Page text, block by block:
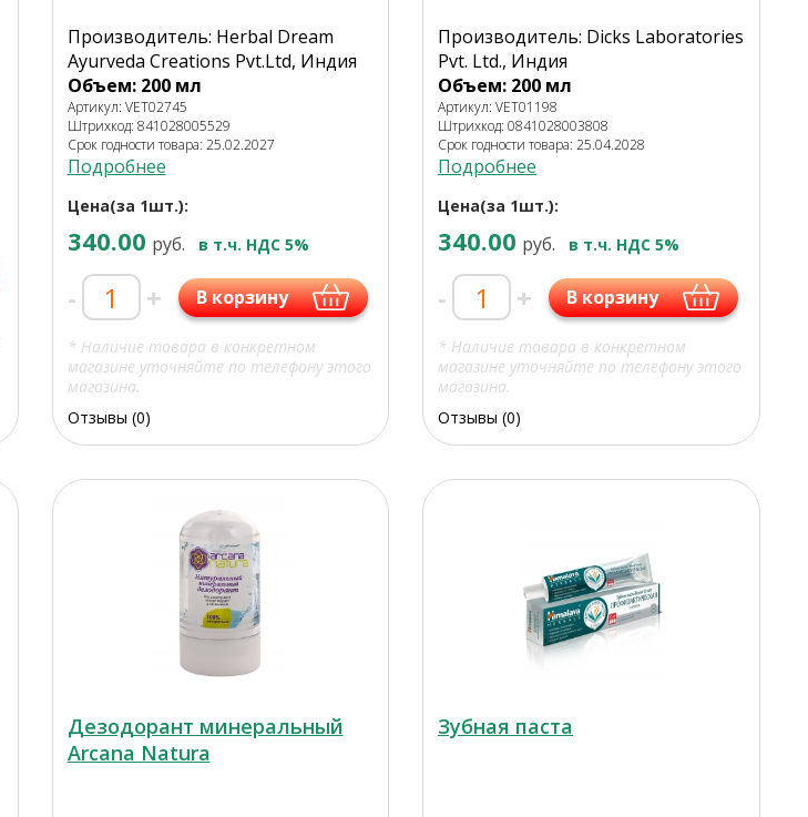
Производитель: Herbal Dream
Ayurveda Creations Pvt.Ltd, Индия
Объем: 200 мл
Артикул: VET02745
Штрихкод: 841028005529
Срок годности товара: 25.02.2027
Подробнее
Цена(за 1шт.):
340.00 руб. в т.ч. НДС 5%
- + В корзину
* Наличие товара в конкретном
магазине уточняйте по телефону этого
магазина.
Отзывы (0)
Производитель: Dicks Laboratories
Pvt. Ltd., Индия
Объем: 200 мл
Артикул: VET01198
Штрихкод: 0841028003808
Срок годности товара: 25.04.2028
Подробнее
Цена(за 1шт.):
340.00 руб. в т.ч. НДС 5%
- + В корзину
* Наличие товара в конкретном
магазине уточняйте по телефону этого
магазина.
Отзывы (0)
Дезодорант минеральный
Arcana Natura
Зубная паста